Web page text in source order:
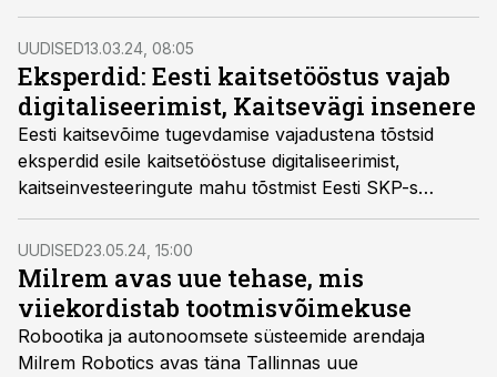
Pitching 2024.
UUDISED13.03.24, 08:05
Eksperdid: Eesti kaitsetööstus vajab
digitaliseerimist, Kaitsevägi insenere
Eesti kaitsevõime tugevdamise vajadustena tõstsid
eksperdid esile kaitsetööstuse digitaliseerimist,
kaitseinvesteeringute mahu tõstmist Eesti SKP-s
kolmelt protsendilt viiele ning riigi- ja erasektori
senisest paremat koostöövajadust, leiti kaitse- ja
kosmosetööstuse teemalisel CGI arutelul.
UUDISED23.05.24, 15:00
Milrem avas uue tehase, mis
viiekordistab tootmisvõimekuse
Robootika ja autonoomsete süsteemide arendaja
Milrem Robotics avas täna Tallinnas uue